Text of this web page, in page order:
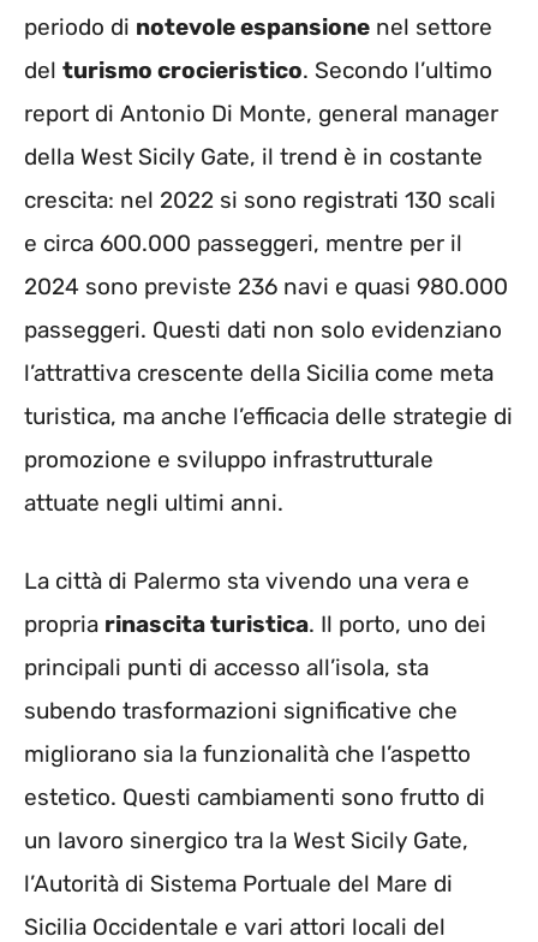
periodo di notevole espansione nel settore
del turismo crocieristico. Secondo l’ultimo
report di Antonio Di Monte, general manager
della West Sicily Gate, il trend è in costante
crescita: nel 2022 si sono registrati 130 scali
e circa 600.000 passeggeri, mentre per il
2024 sono previste 236 navi e quasi 980.000
passeggeri. Questi dati non solo evidenziano
l’attrattiva crescente della Sicilia come meta
turistica, ma anche l’efficacia delle strategie di
promozione e sviluppo infrastrutturale
attuate negli ultimi anni.
La città di Palermo sta vivendo una vera e
propria rinascita turistica. Il porto, uno dei
principali punti di accesso all’isola, sta
subendo trasformazioni significative che
migliorano sia la funzionalità che l’aspetto
estetico. Questi cambiamenti sono frutto di
un lavoro sinergico tra la West Sicily Gate,
l’Autorità di Sistema Portuale del Mare di
Sicilia Occidentale e vari attori locali del